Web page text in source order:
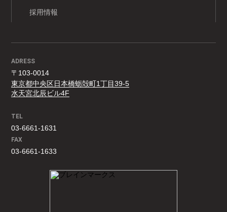
採用情報
ADRESS
〒103-0014
東京都中央区日本橋蛎殻町1丁目39-5
水天宮北辰ビル4F
TEL
03-6661-1631
FAX
03-6661-1633